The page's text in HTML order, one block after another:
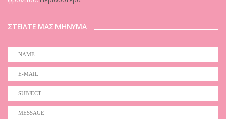
ΣΤΕΙΛΤΕ ΜΑΣ ΜΗΝΥΜΑ